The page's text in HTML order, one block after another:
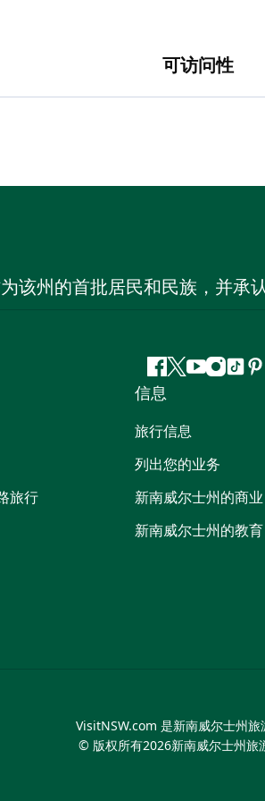
可访问性
该州的首批居民和民族，并承
Facebook
叽
喳
喳
YouTube
抖
旅行
信息
旅行信息
列出您的业务
新南威尔士州的商业
新南威尔士州的教育
VisitNSW.com 是新南威尔士州旅
© 版权所有2026新南威尔士州旅